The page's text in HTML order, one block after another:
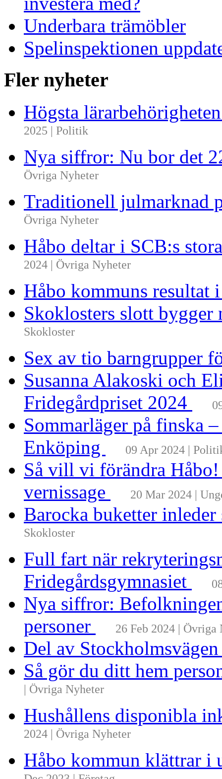
Underbara trämöbler
Spelinspektionen
Fler nyheter
Högsta
2025 | Politik
Nya siffror: Nu bor det
Övriga Nyheter
Traditionell julmarknad
Övriga Nyheter
Håbo deltar i SCB:s
2024 | Övriga Nyheter
Håbo kommuns resultat
Skoklosters slott
Skokloster
Sex av tio barngrupper
Susanna Alakoski och
Fridegårdpriset 2024
Sommarläger på finska
Enköping
09 Apr 2024 |
Så vill vi förändra
vernissage
20 Mar 2024 |
Barocka buketter
Skokloster
Full fart när
Fridegårdsgymnasiet
Nya siffror:
personer
26 Feb 2024 | Övriga
Del av
Så gör du ditt hem
| Övriga Nyheter
Hushållens disponibla
2024 | Övriga Nyheter
Håbo kommun klättrar i